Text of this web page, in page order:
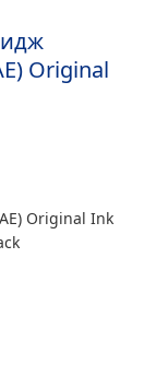
Original
Original Ink